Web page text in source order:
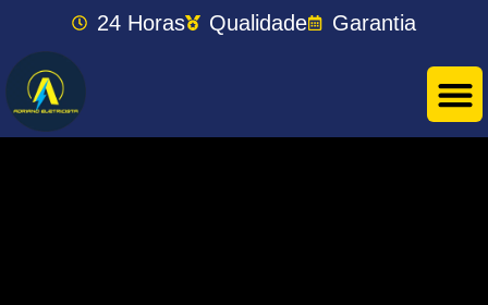
24 Horas Qualidade Garantia